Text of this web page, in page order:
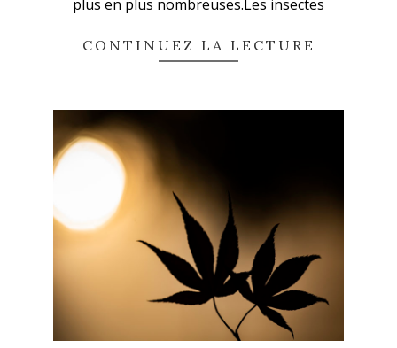
plus en plus nombreuses.Les insectes
CONTINUEZ LA LECTURE